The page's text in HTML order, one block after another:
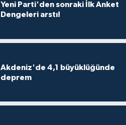
Yeni Parti'den sonraki İlk Anket
Dengeleri arstı!
Akdeniz'de 4,1 büyüklüğünde
deprem